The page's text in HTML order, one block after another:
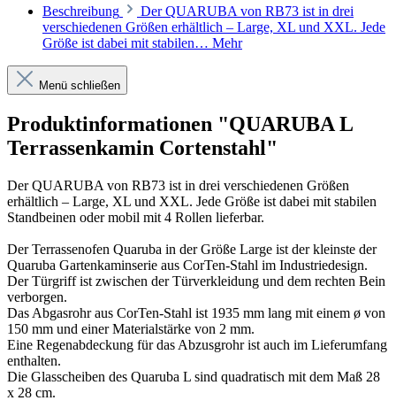
Beschreibung
Der QUARUBA von RB73 ist in drei
verschiedenen Größen erhältlich – Large, XL und XXL. Jede
Größe ist dabei mit stabilen… Mehr
Menü schließen
Produktinformationen "QUARUBA L
Terrassenkamin Cortenstahl"
Der QUARUBA von RB73 ist in drei verschiedenen Größen
erhältlich – Large, XL und XXL. Jede Größe ist dabei mit stabilen
Standbeinen oder mobil mit 4 Rollen lieferbar.
Der Terrassenofen Quaruba in der Größe Large ist der kleinste der
Quaruba Gartenkaminserie aus CorTen-Stahl im Industriedesign.
Der Türgriff ist zwischen der Türverkleidung und dem rechten Bein
verborgen.
Das Abgasrohr aus CorTen-Stahl ist 1935 mm lang mit einem ø von
150 mm und einer Materialstärke von 2 mm.
Eine Regenabdeckung für das Abzusgrohr ist auch im Lieferumfang
enthalten.
Die Glasscheiben des Quaruba L sind quadratisch mit dem Maß 28
x 28 cm.